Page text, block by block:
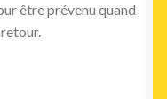
être prévenu quand